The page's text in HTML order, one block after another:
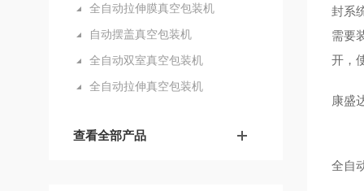
全自动拉伸膜真空包装机
自动摆盖真空包装机
全自动双室真空包装机
全自动拉伸真空包装机
查看全部产品
封系
需要
开，
康盛
全自